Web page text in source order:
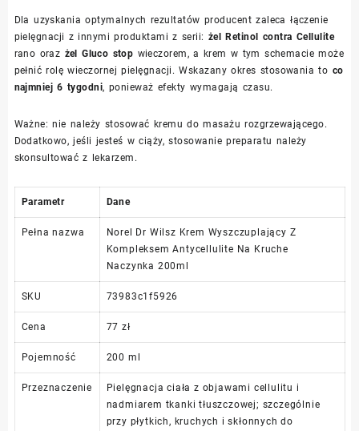
Dla uzyskania optymalnych rezultatów producent zaleca łączenie
pielęgnacji z innymi produktami z serii: żel Retinol contra Cellulite
rano oraz żel Gluco stop wieczorem, a krem w tym schemacie może
pełnić rolę wieczornej pielęgnacji. Wskazany okres stosowania to co
najmniej 6 tygodni, ponieważ efekty wymagają czasu.
Ważne: nie należy stosować kremu do masażu rozgrzewającego.
Dodatkowo, jeśli jesteś w ciąży, stosowanie preparatu należy
skonsultować z lekarzem.
Parametr Dane
Pełna nazwa
Norel Dr Wilsz Krem Wyszczuplający Z
Kompleksem Antycellulite Na Kruche
Naczynka 200ml
SKU 73983c1f5926
Cena 77 zł
Pojemność 200 ml
Przeznaczenie
Pielęgnacja ciała z objawami cellulitu i
nadmiarem tkanki tłuszczowej; szczególnie
przy płytkich, kruchych i skłonnych do